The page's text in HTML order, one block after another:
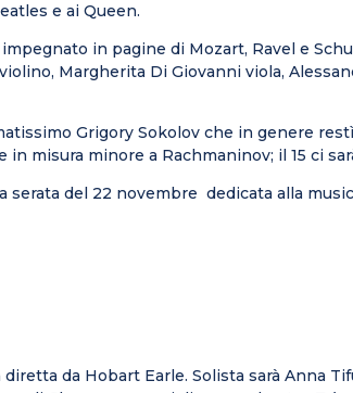
e ai Queen.
in pagine di Mozart, Ravel e
Margherita Di Giovanni viola,
Grigory Sokolov che in genere
misura minore a Rachmaninov; il 15 ci
del 22 novembre dedicata alla
da Hobart Earle. Solista sarà Anna